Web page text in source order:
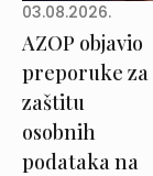
03.08.2026.
AZOP objavio
preporuke za
zaštitu
osobnih
podataka na